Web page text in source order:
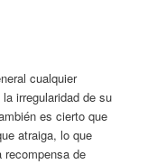
cualquier
irregularidad de su
es cierto que
atraiga, lo que
recompensa de